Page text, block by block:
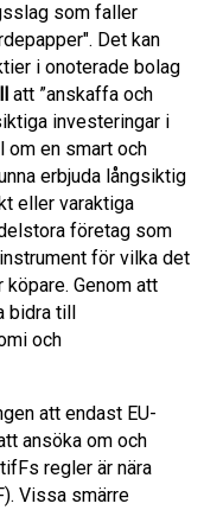
som faller
Det kan
i onoterade bolag
att ”anskaffa och
investeringar i
om en smart och
erbjuda långsiktig
eller varaktiga
företag som
för vilka det
Genom att
bidra till
och
att endast EU-
ansöka om och
regler är nära
Vissa smärre